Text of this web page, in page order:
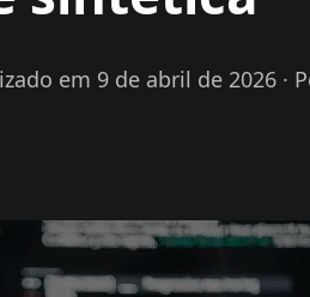
em 9 de abril de 2026 ·